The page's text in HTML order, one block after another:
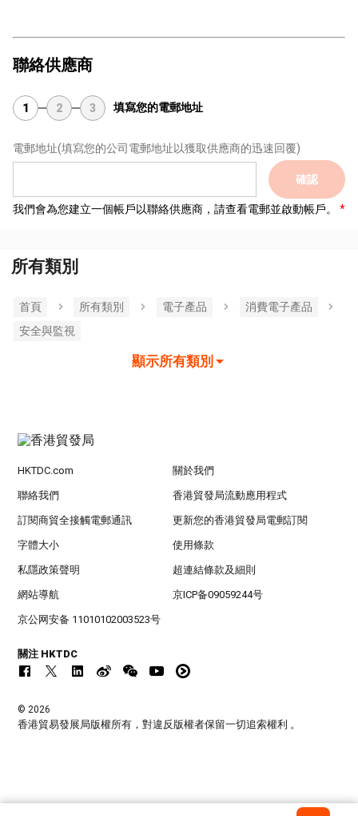
聯絡供應商
1 2 3 填寫您的電郵地址
電郵地址(填寫您的公司電郵地址以獲取供應商的迅速回覆)
確認
我們會為您建立一個帳戶以聯絡供應商，請查看電郵並啟動帳戶。
所有類別
首頁 所有類別 電子產品
消費電子產品
安全與監視
顯示所有類別
HKTDC.com 關於我們
聯絡我們 香港貿發局流動應用程式
訂閱商貿全接觸電郵通訊 更新您的香港貿發局電郵訂閱
字體大小 使用條款
私隱政策聲明 超連結條款及細則
網站導航 京ICP备09059244号
京公网安备 11010102003523号
關注 HKTDC
© 2026
香港貿易發展局版權所有，對違反版權者保留一切追索權利 。